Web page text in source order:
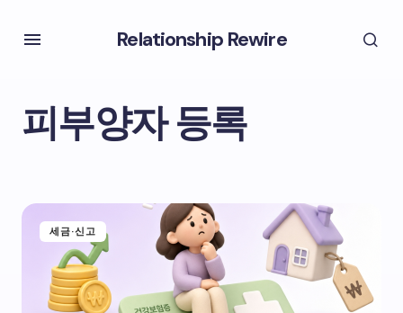
Relationship Rewire
피부양자 등록
세금·신고